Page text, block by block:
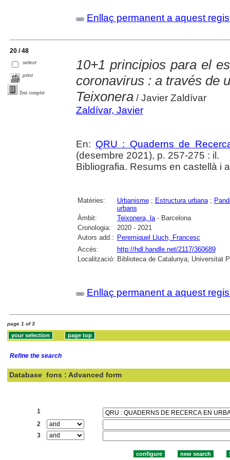
Enllaç permanent a aquest
20 / 48
select
print
Text complet
10+1 principios para el
coronavirus : a través de
Teixonera/ Javier Zaldívar
Zaldívar, Javier
En: QRU : Quaderns de
(desembre 2021), p. 257-275 : il.
Bibliografia. Resums en castellà i
Matèries: Urbanisme; Estructura urbana;
urbans
Àmbit:
Teixonera, la- Barcelona
Cronologia:
2020 - 2021
Autors add.: Peremiquel Lluch, Francesc
Accés:
http://hdl.handle.net/2117/360689
Localització: Biblioteca de Catalunya; Universitat
Enllaç permanent a aquest
page 1 of 3
Refine the search
Database fons : Advanced form
1
2
3